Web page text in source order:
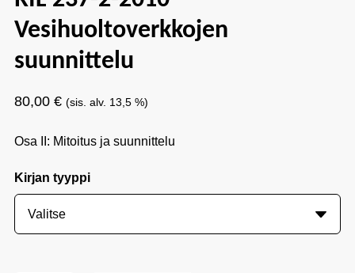
Vesihuoltoverkkojen
suunnittelu
80,00 € (sis. alv. 13,5 %)
Osa II: Mitoitus ja suunnittelu
Kirjan tyyppi